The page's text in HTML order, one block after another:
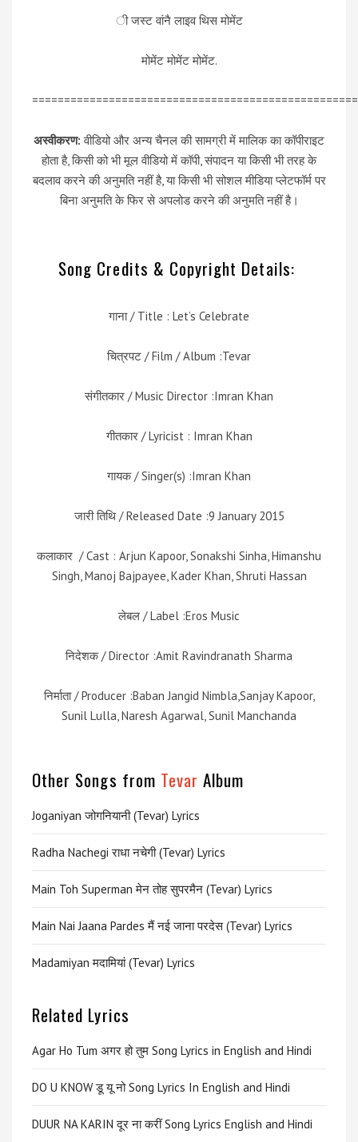
ी जस्ट वांनै लाइव थिस मोमेंट
मोमेंट मोमेंट मोमेंट.
अस्वीकरण: वीडियो और अन्य चैनल की सामग्री में मालिक का कॉपीराइट
होता है, किसी को भी मूल वीडियो में कॉपी, संपादन या किसी भी तरह के
बदलाव करने की अनुमति नहीं है, या किसी भी सोशल मीडिया प्लेटफॉर्म पर
बिना अनुमति के फिर से अपलोड करने की अनुमति नहीं है।
Song Credits & Copyright Details:
गाना / Title : Let’s Celebrate
चित्रपट / Film / Album :Tevar
संगीतकार / Music Director :Imran Khan
गीतकार / Lyricist : Imran Khan
गायक / Singer(s) :Imran Khan
जारी तिथि / Released Date :9 January 2015
कलाकार / Cast : Arjun Kapoor, Sonakshi Sinha, Himanshu
Singh, Manoj Bajpayee, Kader Khan, Shruti Hassan
लेबल / Label :Eros Music
निदेशक / Director :Amit Ravindranath Sharma
निर्माता / Producer :Baban Jangid Nimbla,Sanjay Kapoor,
Sunil Lulla, Naresh Agarwal, Sunil Manchanda
Other Songs from Tevar Album
Joganiyan जोगनियानी (Tevar) Lyrics
Radha Nachegi राधा नचेगी (Tevar) Lyrics
Main Toh Superman मेन तोह सुपरमैन (Tevar) Lyrics
Main Nai Jaana Pardes मैं नई जाना परदेस (Tevar) Lyrics
Madamiyan मदामियां (Tevar) Lyrics
Related Lyrics
Agar Ho Tum अगर हो तुम Song Lyrics in English and Hindi
DO U KNOW डू यू नो Song Lyrics In English and Hindi
DUUR NA KARIN दूर ना करीं Song Lyrics English and Hindi